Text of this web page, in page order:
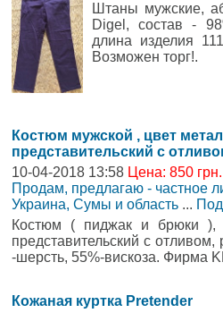
Штаны мужские,
Digel, состав -
длина изделия
Возможен торг!.
Костюм мужской , цвет
представительский с
10-04-2018 13:58 Цена: 850
Продам, предлагаю - частное
Украина, Сумы и область ...
Костюм ( пиджак и брюки
представительский с
-шерсть, 55%-вискоза. Фирма
Кожаная куртка Pretender